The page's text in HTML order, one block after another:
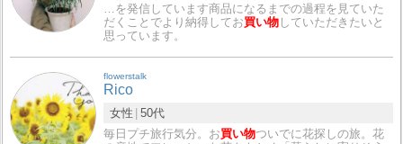
…を発信しています商品になるまでの過程を見ていた
だくことでより納得してお買い物 していただきたいと
思っています。
flowerstalk
Rico
女性 50代
毎日プチ旅行気分。お買い物ついでに花探しの旅。花